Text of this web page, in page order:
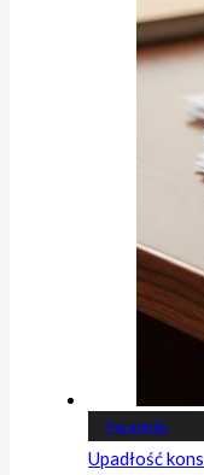
Poradniki
Upadłość